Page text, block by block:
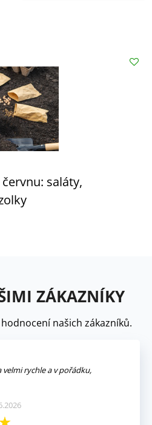
saláty,
ZÁKAZNÍKY
našich zákazníků.
rychle a v pořádku,